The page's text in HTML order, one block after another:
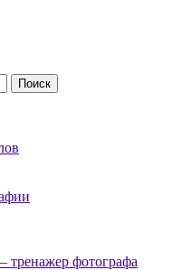
фотографа